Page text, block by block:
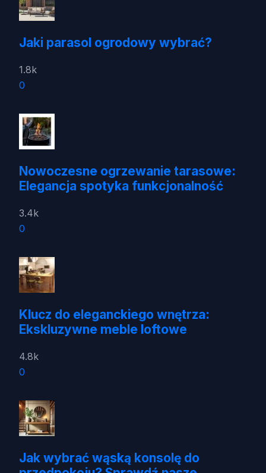
Jaki parasol ogrodowy wybrać?
1.8k
0
Nowoczesne ogrzewanie tarasowe:
Elegancja spotyka funkcjonalność
3.4k
0
Klucz do eleganckiego wnętrza:
Ekskluzywne meble loftowe
4.8k
0
Jak wybrać wąską konsolę do